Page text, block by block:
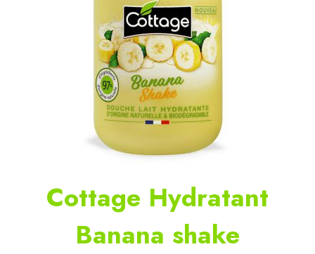
Cottage Hydratant
Banana shake